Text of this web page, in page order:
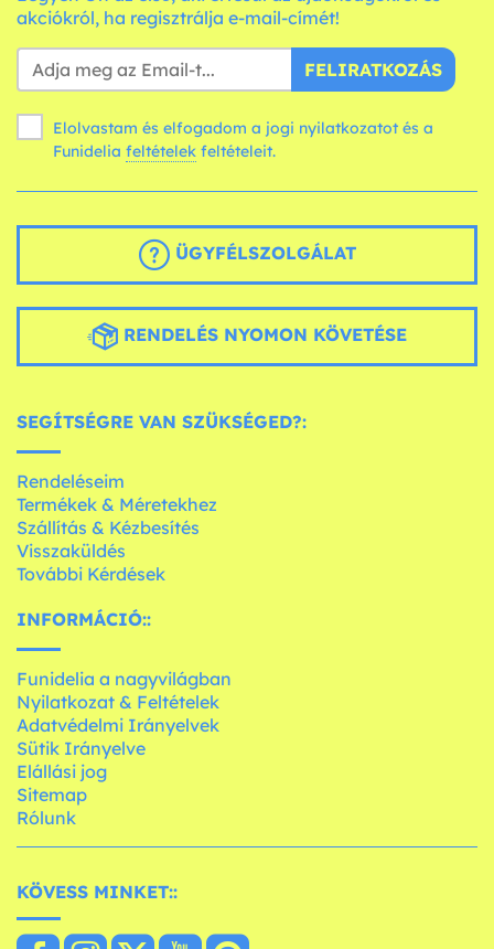
akciókról, ha regisztrálja e-mail-címét!
FELIRATKOZÁS
Elolvastam és elfogadom a jogi nyilatkozatot és a
Funidelia feltételek feltételeit.
ÜGYFÉLSZOLGÁLAT
RENDELÉS NYOMON KÖVETÉSE
SEGÍTSÉGRE VAN SZÜKSÉGED?:
Rendeléseim
Termékek & Méretekhez
Szállítás & Kézbesítés
Visszaküldés
További Kérdések
INFORMÁCIÓ::
Funidelia a nagyvilágban
Nyilatkozat & Feltételek
Adatvédelmi Irányelvek
Sütik Irányelve
Elállási jog
Sitemap
Rólunk
KÖVESS MINKET::